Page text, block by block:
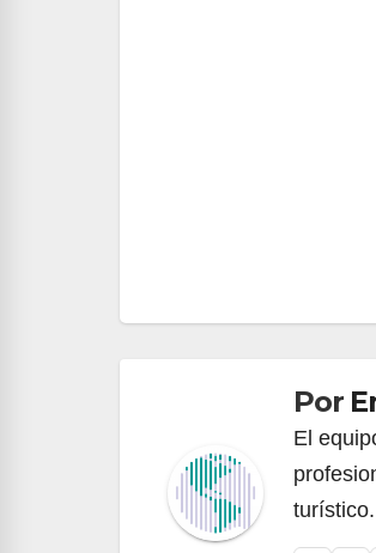
de
entradas
Por
El
turístico.